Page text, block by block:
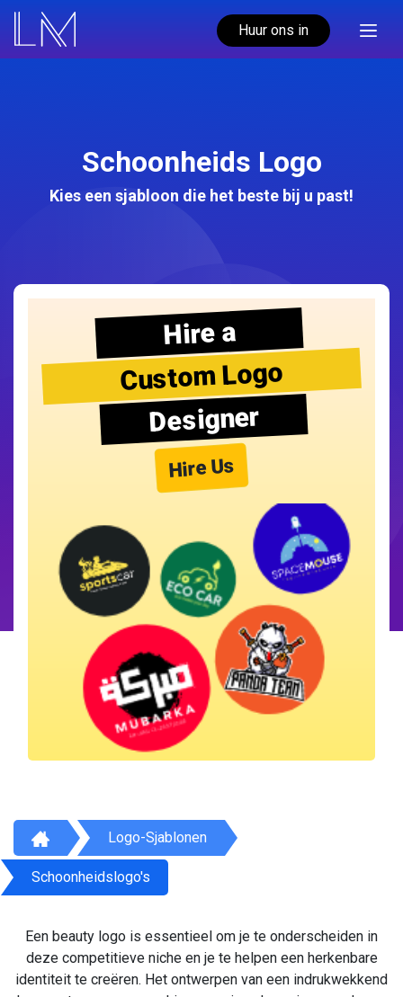
Huur ons in
Schoonheids Logo
Kies een sjabloon die het beste bij u past!
Hire a
Custom Logo
Designer
Hire Us
Logo-Sjablonen
Schoonheidslogo's
Een beauty logo is essentieel om je te onderscheiden in
deze competitieve niche en je te helpen een herkenbare
identiteit te creëren. Het ontwerpen van een indrukwekkend